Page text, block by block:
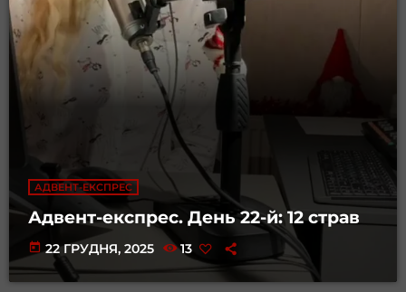
АДВЕНТ-ЕКСПРЕС
Адвент-експрес. День 22-й: 12 страв
today 22 ГРУДНЯ, 2025 13